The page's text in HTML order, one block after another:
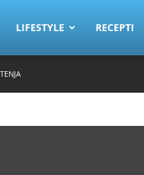
LIFESTYLE RECEPTI